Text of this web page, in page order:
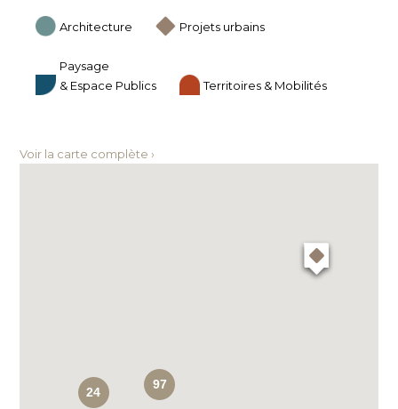
Architecture Projets urbains
Paysage
& Espace Publics
Territoires & Mobilités
Voir la carte complète ›
97
24